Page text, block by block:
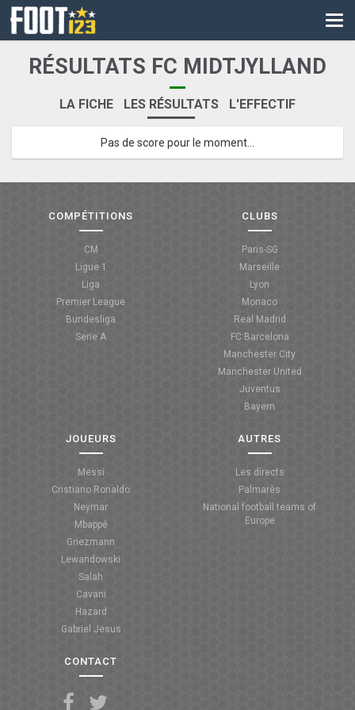
CM
LES DIRECTS
COUPE DE FRANCE
RÉSULTATS FC MIDTJYLLAND
LA FICHE LES RÉSULTATS L'EFFECTIF
Pas de score pour le moment...
COMPÉTITIONS
CM
Ligue 1
Liga
Premier League
Bundesliga
Serie A
CLUBS
Paris-SG
Marseille
Lyon
Monaco
Real Madrid
FC Barcelona
Manchester City
Manchester United
Juventus
Bayern
JOUEURS
Messi
Cristiano Ronaldo
Neymar
Mbappé
Griezmann
Lewandowski
Salah
Cavani
Hazard
Gabriel Jesus
AUTRES
Les directs
Palmarès
National football teams of
Europe
CONTACT